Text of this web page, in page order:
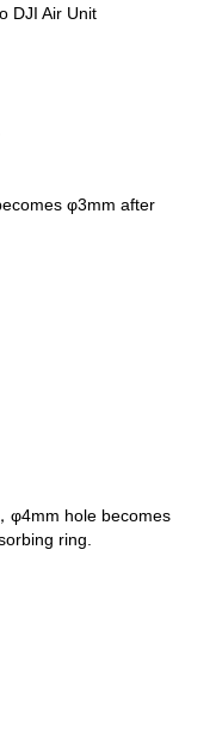
DJI Air Unit
φ3mm after
φ4mm hole becomes
ring.